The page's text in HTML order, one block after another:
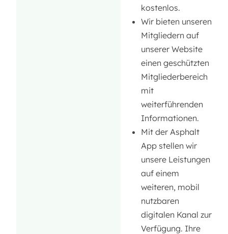
kostenlos.
Wir bieten unseren
Mitgliedern auf
unserer Website
einen geschützten
Mitgliederbereich
mit
weiterführenden
Informationen.
Mit der Asphalt
App stellen wir
unsere Leistungen
auf einem
weiteren, mobil
nutzbaren
digitalen Kanal zur
Verfügung. Ihre